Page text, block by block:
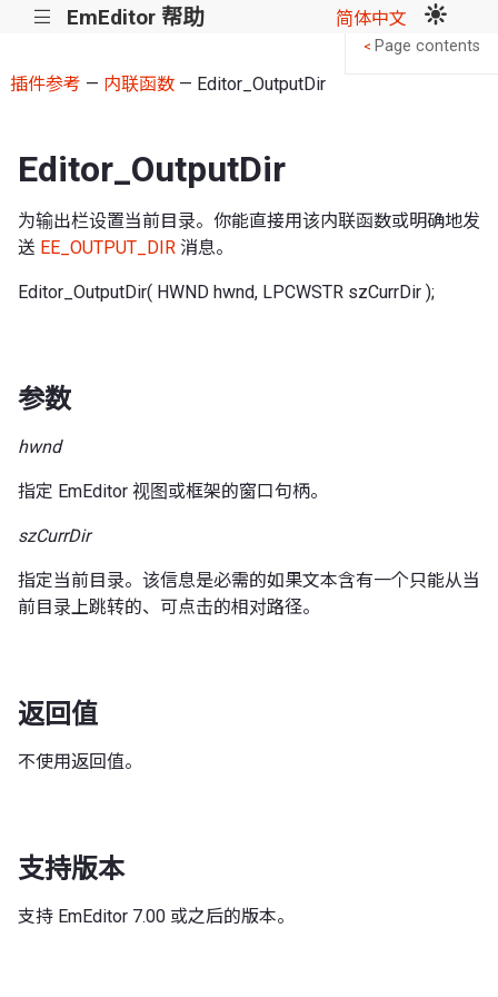
||| EmEditor 帮助 简体中文
插件参考 — 内联函数— Editor_OutputDir
Editor_OutputDir
为输出栏设置当前目录。你能直接用该内联函数或明确地发
送 EE_OUTPUT_DIR 消息。
Editor_OutputDir( HWND hwnd, LPCWSTR szCurrDir );
参数
hwnd
指定 EmEditor 视图或框架的窗口句柄。
szCurrDir
指定当前目录。该信息是必需的如果文本含有一个只能从当
前目录上跳转的、可点击的相对路径。
返回值
不使用返回值。
支持版本
支持 EmEditor 7.00 或之后的版本。
< Page contents